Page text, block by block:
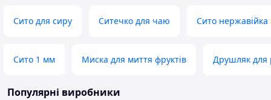
Сито для сиру Ситечко для чаю Сито нержавійка
Сито 1 мм Миска для миття фруктів Друшляк для
Популярні виробники